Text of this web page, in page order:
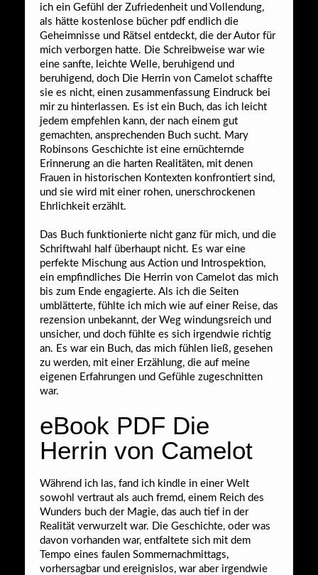
ich ein Gefühl der Zufriedenheit und Vollendung,
als hätte kostenlose bücher pdf endlich die
Geheimnisse und Rätsel entdeckt, die der Autor für
mich verborgen hatte. Die Schreibweise war wie
eine sanfte, leichte Welle, beruhigend und
beruhigend, doch Die Herrin von Camelot schaffte
sie es nicht, einen zusammenfassung Eindruck bei
mir zu hinterlassen. Es ist ein Buch, das ich leicht
jedem empfehlen kann, der nach einem gut
gemachten, ansprechenden Buch sucht. Mary
Robinsons Geschichte ist eine ernüchternde
Erinnerung an die harten Realitäten, mit denen
Frauen in historischen Kontexten konfrontiert sind,
und sie wird mit einer rohen, unerschrockenen
Ehrlichkeit erzählt.
Das Buch funktionierte nicht ganz für mich, und die
Schriftwahl half überhaupt nicht. Es war eine
perfekte Mischung aus Action und Introspektion,
ein empfindliches Die Herrin von Camelot das mich
bis zum Ende engagierte. Als ich die Seiten
umblätterte, fühlte ich mich wie auf einer Reise, das
rezension unbekannt, der Weg windungsreich und
unsicher, und doch fühlte es sich irgendwie richtig
an. Es war ein Buch, das mich fühlen ließ, gesehen
zu werden, mit einer Erzählung, die auf meine
eigenen Erfahrungen und Gefühle zugeschnitten
war.
eBook PDF Die
Herrin von Camelot
Während ich las, fand ich kindle in einer Welt
sowohl vertraut als auch fremd, einem Reich des
Wunders buch der Magie, das auch tief in der
Realität verwurzelt war. Die Geschichte, oder was
davon vorhanden war, entfaltete sich mit dem
Tempo eines faulen Sommernachmittags,
vorhersagbar und ereignislos, war aber irgendwie